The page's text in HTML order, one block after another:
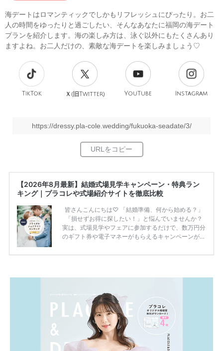
海デートはロマンティックでしかもリフレッシュにぴったり。お二
人の時間をゆったりと過ごしたい、そんなあなたに福岡の海デート
プランを紹介します。海の楽しみ方は、泳ぐ以外にもたくさんあり
ますよね。お二人だけの、素敵な海デートを楽しみましょう♡
TikTok Ｘ(旧Twitter) YouTube Instagram
https://dressy.pla-cole.wedding/fukuoka-seadate/3/
【2026年8月最新】結婚式場見学キャンペーン・特典ラン
キング｜プラコレや式場紹介サイトを徹底比較
皆さんこんにちは♡ 「結婚準備、何から始める？」
「損せずお得に探したい！」と悩んでいませんか？
実は、式場見学やフェアに参加するだけで、数万円分
のギフト券や電子マネーがもらえるキャンペーンがあ
ため、比較せずに選ぶと損をしてしまうことも……。
一番お得？」「プラコレの特典は？」といった疑問も
解決します。 まずは診断で候補を絞れる「ウェディ
ング診断」か、体験型 […]続きを読む